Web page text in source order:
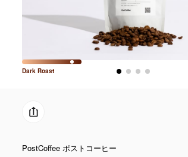
DarkRoast
PostCoffee ポストコーヒー